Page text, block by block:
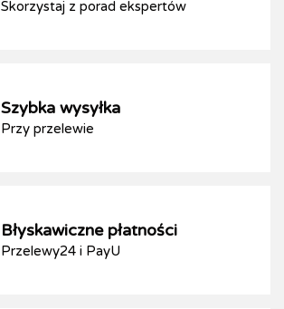
Skorzystaj z porad ekspertów
Szybka wysyłka
Przy przelewie
Błyskawiczne płatności
Przelewy24 i PayU